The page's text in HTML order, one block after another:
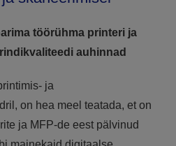
töörühma printeri ja
auhinnad
ja
on hea meel teatada, et on
ja MFP-de eest pälvinud